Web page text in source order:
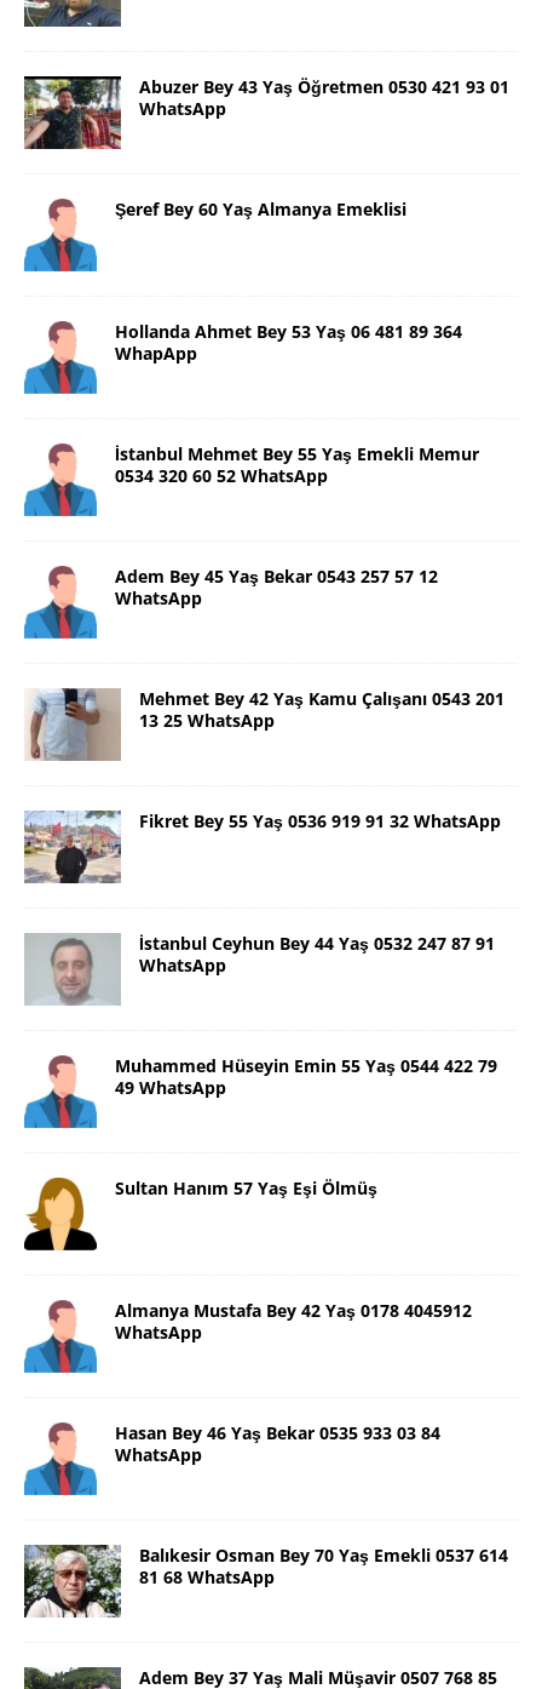
Abuzer Bey 43 Yaş Öğretmen 0530 421 93 01
WhatsApp
Şeref Bey 60 Yaş Almanya Emeklisi
Hollanda Ahmet Bey 53 Yaş 06 481 89 364
WhapApp
İstanbul Mehmet Bey 55 Yaş Emekli Memur
0534 320 60 52 WhatsApp
Adem Bey 45 Yaş Bekar 0543 257 57 12
WhatsApp
Mehmet Bey 42 Yaş Kamu Çalışanı 0543 201
13 25 WhatsApp
Fikret Bey 55 Yaş 0536 919 91 32 WhatsApp
İstanbul Ceyhun Bey 44 Yaş 0532 247 87 91
WhatsApp
Muhammed Hüseyin Emin 55 Yaş 0544 422 79
49 WhatsApp
Sultan Hanım 57 Yaş Eşi Ölmüş
Almanya Mustafa Bey 42 Yaş 0178 4045912
WhatsApp
Hasan Bey 46 Yaş Bekar 0535 933 03 84
WhatsApp
Balıkesir Osman Bey 70 Yaş Emekli 0537 614
81 68 WhatsApp
Adem Bey 37 Yaş Mali Müşavir 0507 768 85